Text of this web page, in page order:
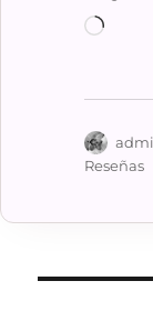
Autor
Reseñas